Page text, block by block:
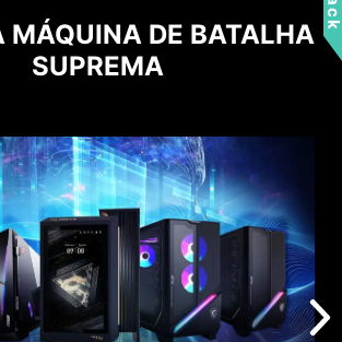
MÁQUINA DE BATALHA
SUPREMA